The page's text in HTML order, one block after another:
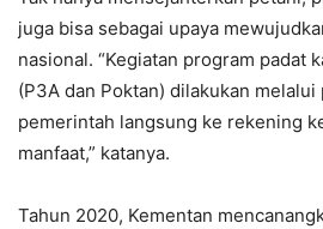
juga bisa sebagai upaya
nasional. “Kegiatan program padat
(P3A dan Poktan) dilakukan
pemerintah langsung ke rekening
manfaat,” katanya.
Tahun 2020, Kementan